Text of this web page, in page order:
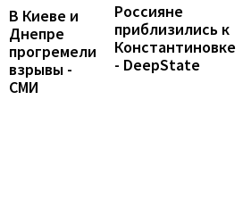
В Киеве и
Днепре
прогремели
взрывы -
СМИ
Россияне
приблизились к
Константиновке
- DeepState